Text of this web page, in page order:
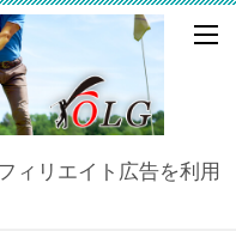
ィリエイト広告を利用